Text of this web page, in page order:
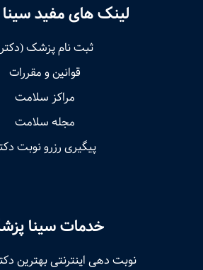
لینک های مفید
ثبت نام پزشک
قوانین و مقررات
مراکز سلامت
مجله سلامت
پیگیری رزرو نوبت
خدمات سینا
نوبت‌ دهی اینترنتی بهترین